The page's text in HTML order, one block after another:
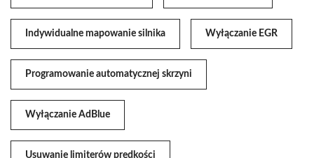
Indywidualne mapowanie silnika Wyłączanie EGR
Programowanie automatycznej skrzyni
Wyłączanie AdBlue
Usuwanie limiterów prędkości